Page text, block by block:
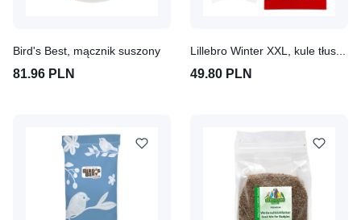
Bird's Best, mącznik suszony
81.96 PLN 49.80 PLN